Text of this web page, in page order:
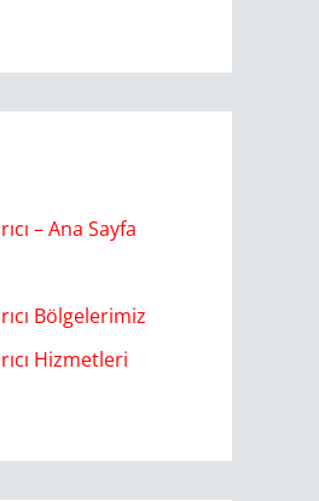
– Ana Sayfa
Bölgelerimiz
Hizmetleri